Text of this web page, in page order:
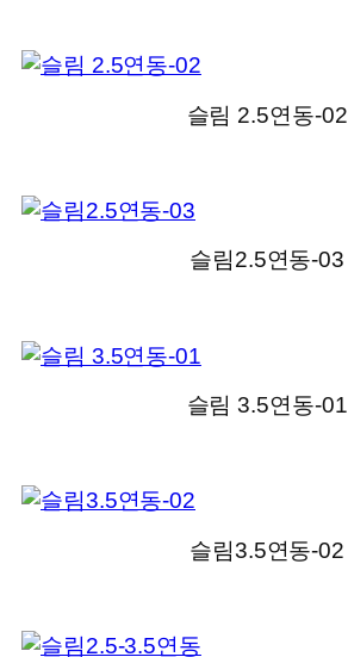
슬림 2.5연동-02
슬림2.5연동-03
슬림 3.5연동-01
슬림3.5연동-02